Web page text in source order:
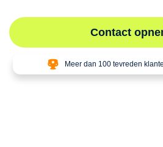
Contact
Meer dan 100 tevreden